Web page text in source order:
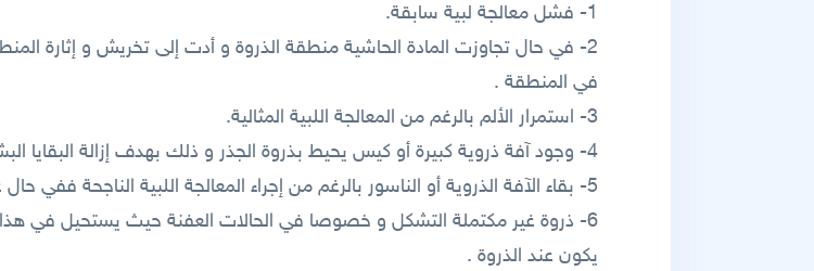
1- فشل معالجة لبية سابقة.
2- في حال تجاوزت المادة الحاشية منطقة الذروة و أدت إلى تخريش و إثارة
في المنطقة .
3- استمرار الألم بالرغم من المعالجة اللبية المثالية.
4- وجود آفة ذروية كبيرة أو كيس يحيط بذروة الجذر و ذلك بهدف إزالة البقايا البشروية.
5- بقاء الآفة الذروية أو الناسور بالرغم من إجراء المعالجة اللبية الناجحة ففي حال عدم تراجع الآفة فلا بد من القيام بالتجريف حول الذروي.
6- ذروة غير مكتملة التشكل و خصوصا في الحالات العفنة حيث يستحيل في
يكون عند الذروة .